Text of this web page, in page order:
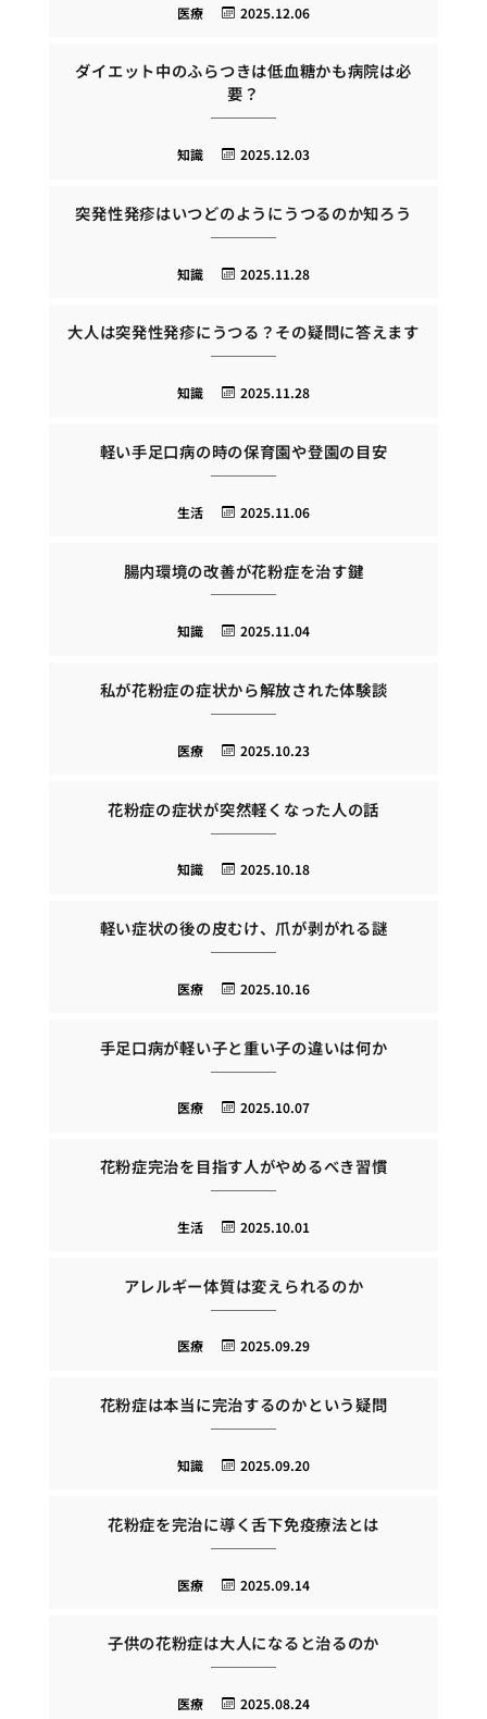
2025.12.06
医療
ダイエット中のふらつきは低血糖かも病院は必
要？
2025.12.03
知識
突発性発疹はいつどのようにうつるのか知ろう
2025.11.28
知識
大人は突発性発疹にうつる？その疑問に答えます
2025.11.28
知識
軽い手足口病の時の保育園や登園の目安
2025.11.06
生活
腸内環境の改善が花粉症を治す鍵
2025.11.04
知識
私が花粉症の症状から解放された体験談
2025.10.23
医療
花粉症の症状が突然軽くなった人の話
2025.10.18
知識
軽い症状の後の皮むけ、爪が剥がれる謎
2025.10.16
医療
手足口病が軽い子と重い子の違いは何か
2025.10.07
医療
花粉症完治を目指す人がやめるべき習慣
2025.10.01
生活
アレルギー体質は変えられるのか
2025.09.29
医療
花粉症は本当に完治するのかという疑問
2025.09.20
知識
花粉症を完治に導く舌下免疫療法とは
2025.09.14
医療
子供の花粉症は大人になると治るのか
2025.08.24
医療